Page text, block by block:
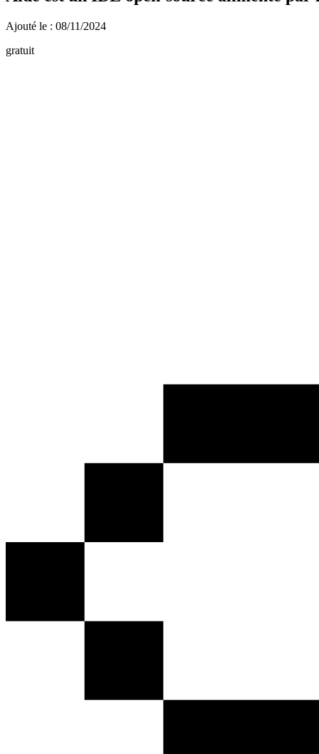
Ajouté le : 08/11/2024
gratuit